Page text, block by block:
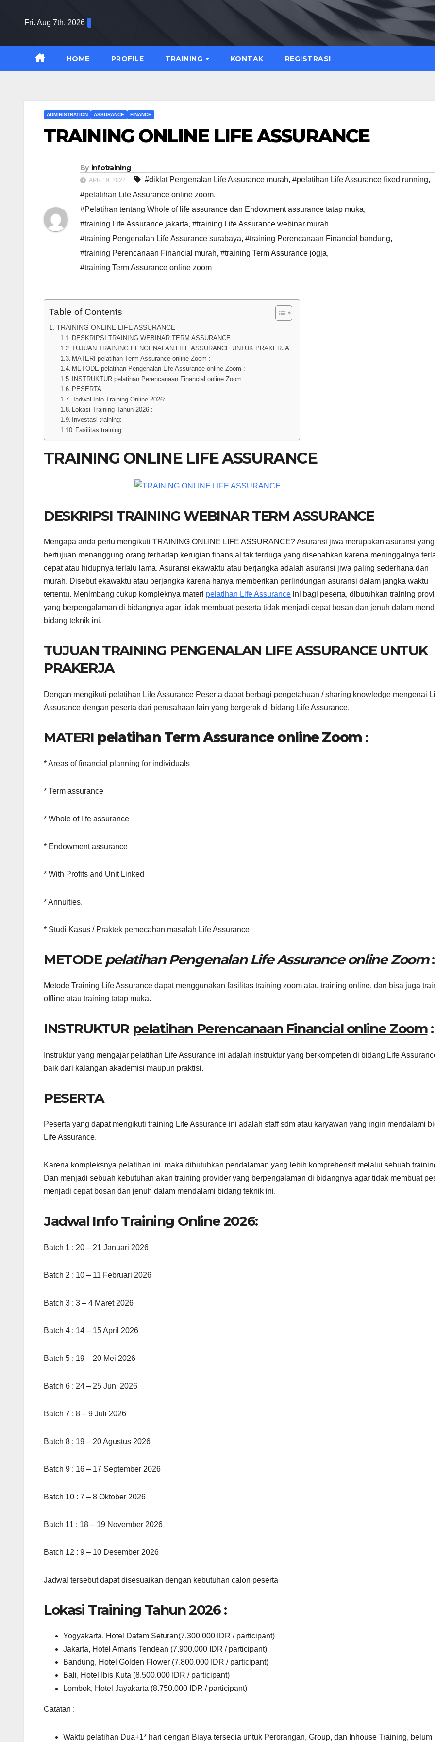
Fri. Aug 7th, 2026
HOME PROFILE TRAINING KONTAK REGISTRASI
ADMINISTRATION ASSURANCE FINANCE
TRAINING ONLINE LIFE ASSURANCE
By infotraining
APR 19, 2022 #diklat Pengenalan Life Assurance murah, #pelatihan Life Assurance fixed running,
#pelatihan Life Assurance online zoom,
#Pelatihan tentang Whole of life assurance dan Endowment assurance tatap muka,
#training Life Assurance jakarta, #training Life Assurance webinar murah,
#training Pengenalan Life Assurance surabaya, #training Perencanaan Financial bandung,
#training Perencanaan Financial murah, #training Term Assurance jogja,
#training Term Assurance online zoom
Table of Contents
TRAINING ONLINE LIFE ASSURANCE
DESKRIPSI TRAINING WEBINAR TERM ASSURANCE
TUJUAN TRAINING PENGENALAN LIFE ASSURANCE UNTUK PRAKERJA
MATERI pelatihan Term Assurance online Zoom :
METODE pelatihan Pengenalan Life Assurance online Zoom :
INSTRUKTUR pelatihan Perencanaan Financial online Zoom :
PESERTA
Jadwal Info Training Online 2026:
Lokasi Training Tahun 2026 :
Investasi training:
Fasilitas training:
TRAINING ONLINE LIFE ASSURANCE
DESKRIPSI TRAINING WEBINAR TERM ASSURANCE
Mengapa anda perlu mengikuti TRAINING ONLINE LIFE ASSURANCE? Asuransi jiwa merupakan asuransi yang
bertujuan menanggung orang terhadap kerugian finansial tak terduga yang disebabkan karena meninggalnya
cepat atau hidupnya terlalu lama. Asuransi ekawaktu atau berjangka adalah asuransi jiwa paling sederhana dan
murah. Disebut ekawaktu atau berjangka karena hanya memberikan perlindungan asuransi dalam jangka waktu
tertentu. Menimbang cukup kompleknya materi pelatihan Life Assurance ini bagi peserta, dibutuhkan training
yang berpengalaman di bidangnya agar tidak membuat peserta tidak menjadi cepat bosan dan jenuh dalam
bidang teknik ini.
TUJUAN TRAINING PENGENALAN LIFE ASSURANCE UNTUK
PRAKERJA
Dengan mengikuti pelatihan Life Assurance Peserta dapat berbagi pengetahuan / sharing knowledge mengenai
Assurance dengan peserta dari perusahaan lain yang bergerak di bidang Life Assurance.
MATERI pelatihan Term Assurance online Zoom :
* Areas of financial planning for individuals
* Term assurance
* Whole of life assurance
* Endowment assurance
* With Profits and Unit Linked
* Annuities.
* Studi Kasus / Praktek pemecahan masalah Life Assurance
METODE pelatihan Pengenalan Life Assurance online Zoom:
Metode Training Life Assurance dapat menggunakan fasilitas training zoom atau training online, dan bisa juga
offline atau training tatap muka.
INSTRUKTUR pelatihan Perencanaan Financial online Zoom:
Instruktur yang mengajar pelatihan Life Assurance ini adalah instruktur yang berkompeten di bidang Life
baik dari kalangan akademisi maupun praktisi.
PESERTA
Peserta yang dapat mengikuti training Life Assurance ini adalah staff sdm atau karyawan yang ingin mendalami
Life Assurance.
Karena kompleksnya pelatihan ini, maka dibutuhkan pendalaman yang lebih komprehensif melalui sebuah
Dan menjadi sebuah kebutuhan akan training provider yang berpengalaman di bidangnya agar tidak membuat
menjadi cepat bosan dan jenuh dalam mendalami bidang teknik ini.
Jadwal Info Training Online 2026:
Batch 1 : 20 – 21 Januari 2026
Batch 2 : 10 – 11 Februari 2026
Batch 3 : 3 – 4 Maret 2026
Batch 4 : 14 – 15 April 2026
Batch 5 : 19 – 20 Mei 2026
Batch 6 : 24 – 25 Juni 2026
Batch 7 : 8 – 9 Juli 2026
Batch 8 : 19 – 20 Agustus 2026
Batch 9 : 16 – 17 September 2026
Batch 10 : 7 – 8 Oktober 2026
Batch 11 : 18 – 19 November 2026
Batch 12 : 9 – 10 Desember 2026
Jadwal tersebut dapat disesuaikan dengan kebutuhan calon peserta
Lokasi Training Tahun 2026 :
Yogyakarta, Hotel Dafam Seturan(7.300.000 IDR / participant)
Jakarta, Hotel Amaris Tendean (7.900.000 IDR / participant)
Bandung, Hotel Golden Flower (7.800.000 IDR / participant)
Bali, Hotel Ibis Kuta (8.500.000 IDR / participant)
Lombok, Hotel Jayakarta (8.750.000 IDR / participant)
Catatan :
Waktu pelatihan Dua+1* hari dengan Biaya tersedia untuk Perorangan, Group, dan Inhouse Training, belum